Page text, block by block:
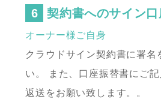
契約書へのサイン
オーナー様ご自身
クラウドサイン契約書に署名
い。
また、口座振替書にご
返送をお願い致します。。